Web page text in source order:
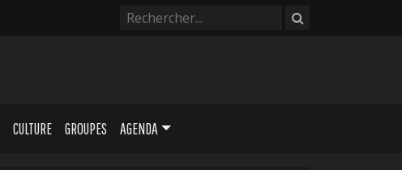
CULTURE GROUPES AGENDA